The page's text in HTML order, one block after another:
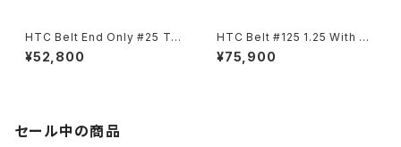
HTC Belt End Only #25 TQ
LG 1.25
¥52,800
HTC Belt #125 1.25 With En
d
¥75,900
セール中の商品